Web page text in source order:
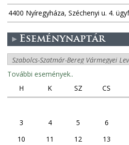
4400 Nyíregyháza, Széchenyi u. 4.
Eseménynaptár
További események..
H
K SZ CS
3
4 5 6
10
11 12 13